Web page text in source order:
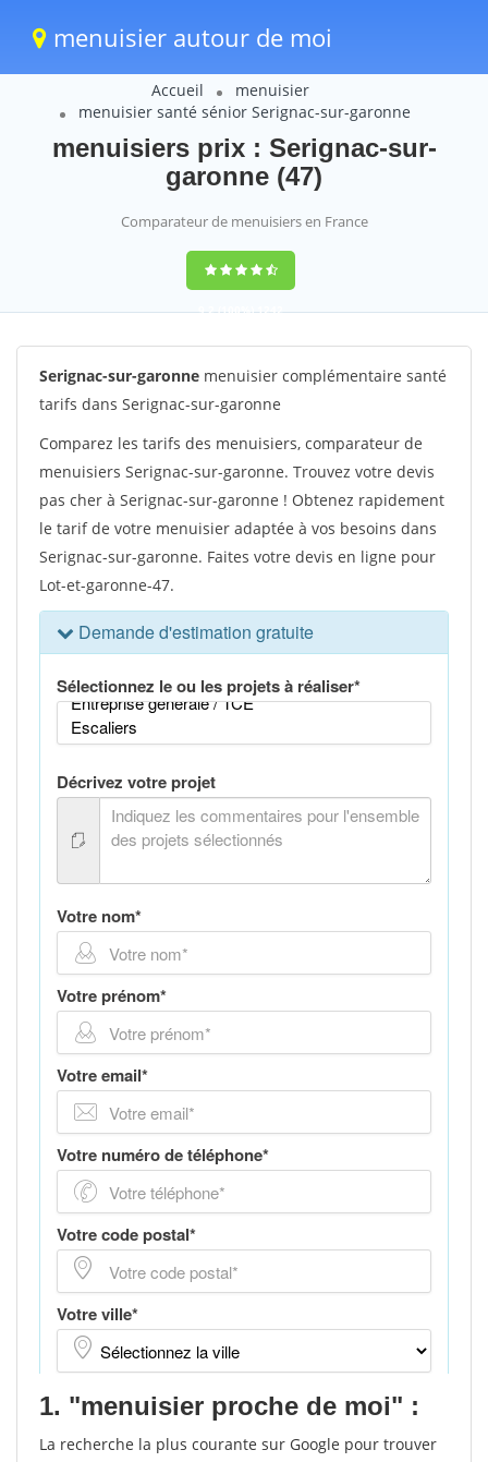
menuisier autour de moi
Accueil
menuisier
menuisier santé sénior Serignac-sur-garonne
menuisiers prix : Serignac-sur-
garonne (47)
Comparateur de menuisiers en France
9,2(100%)1242
votes
Serignac-sur-garonne menuisier complémentaire santé
tarifs dans Serignac-sur-garonne
Comparez les tarifs des menuisiers, comparateur de
menuisiers Serignac-sur-garonne. Trouvez votre devis
pas cher à Serignac-sur-garonne ! Obtenez rapidement
le tarif de votre menuisier adaptée à vos besoins dans
Serignac-sur-garonne. Faites votre devis en ligne pour
Lot-et-garonne-47.
1. "menuisier proche de moi" :
La recherche la plus courante sur Google pour trouver